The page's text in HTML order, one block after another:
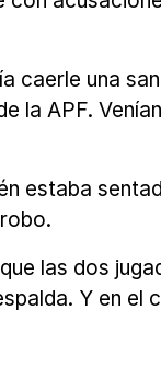
una
la APF.
estaba
las dos
Y en el